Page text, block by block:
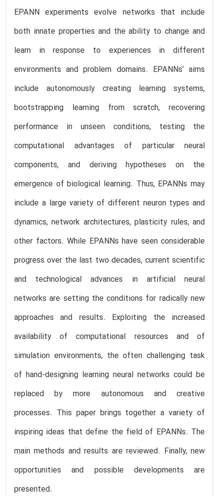
EPANN experiments evolve networks that include
both innate properties and the ability to change and
learn in response to experiences in different
environments and problem domains. EPANNs’ aims
include autonomously creating learning systems,
bootstrapping learning from scratch, recovering
performance in unseen conditions, testing the
computational advantages of particular neural
components, and deriving hypotheses on the
emergence of biological learning. Thus, EPANNs may
include a large variety of different neuron types and
dynamics, network architectures, plasticity rules, and
other factors. While EPANNs have seen considerable
progress over the last two decades, current scientific
and technological advances in artificial neural
networks are setting the conditions for radically new
approaches and results. Exploiting the increased
availability of computational resources and of
simulation environments, the often challenging task
of hand-designing learning neural networks could be
replaced by more autonomous and creative
processes. This paper brings together a variety of
inspiring ideas that define the field of EPANNs. The
main methods and results are reviewed. Finally, new
opportunities and possible developments are
presented.